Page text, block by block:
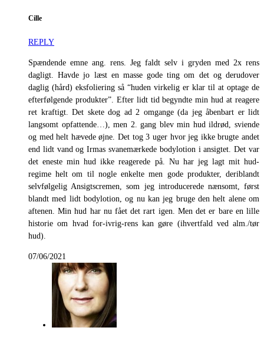
Cille
REPLY
Spændende emne ang. rens. Jeg faldt selv i gryden med 2x rens
dagligt. Havde jo læst en masse gode ting om det og derudover
daglig (hård) eksfoliering så “huden virkelig er klar til at optage de
efterfølgende produkter”. Efter lidt tid begyndte min hud at reagere
ret kraftigt. Det skete dog ad 2 omgange (da jeg åbenbart er lidt
langsomt opfattende…), men 2. gang blev min hud ildrød, sviende
og med helt hævede øjne. Det tog 3 uger hvor jeg ikke brugte andet
end lidt vand og Irmas svanemærkede bodylotion i ansigtet. Det var
det eneste min hud ikke reagerede på. Nu har jeg lagt mit hud-
regime helt om til nogle enkelte men gode produkter, deriblandt
selvfølgelig Ansigtscremen, som jeg introducerede nænsomt, først
blandt med lidt bodylotion, og nu kan jeg bruge den helt alene om
aftenen. Min hud har nu fået det rart igen. Men det er bare en lille
historie om hvad for-ivrig-rens kan gøre (ihvertfald ved alm./tør
hud).
07/06/2021